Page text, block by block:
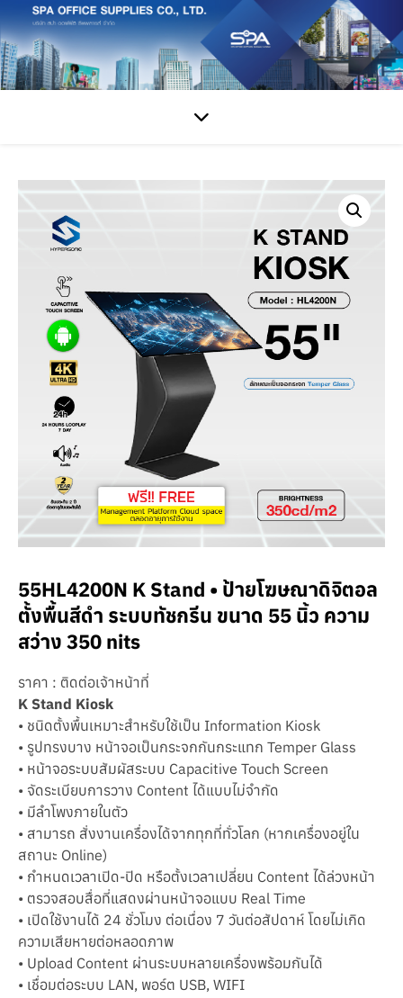
55HL4200N K Stand • ป้ายโฆษณาดิจิตอล
ตั้งพื้นสีดำ ระบบทัชกรีน ขนาด 55 นิ้ว ความ
สว่าง 350 nits
ราคา : ติดต่อเจ้าหน้าที่
K Stand Kiosk
• ชนิดตั้งพื้นเหมาะสำหรับใช้เป็น Information Kiosk
• รูปทรงบาง หน้าจอเป็นกระจกกันกระแทก Temper Glass
• หน้าจอระบบสัมผัสระบบ Capacitive Touch Screen
• จัดระเบียบการวาง Content ได้แบบไม่จำกัด
• มีลำโพงภายในตัว
• สามารถ สั่งงานเครื่องได้จากทุกที่ทั่วโลก (หากเครื่องอยู่ใน
สถานะ Online)
• กำหนดเวลาเปิด-ปิด หรือตั้งเวลาเปลี่ยน Content ได้ล่วงหน้า
• ตรวจสอบสื่อที่แสดงผ่านหน้าจอแบบ Real Time
• เปิดใช้งานได้ 24 ชั่วโมง ต่อเนื่อง 7 วันต่อสัปดาห์ โดยไม่เกิด
ความเสียหายต่อหลอดภาพ
• Upload Content ผ่านระบบหลายเครื่องพร้อมกันได้
• เชื่อมต่อระบบ LAN, พอร์ต USB, WIFI